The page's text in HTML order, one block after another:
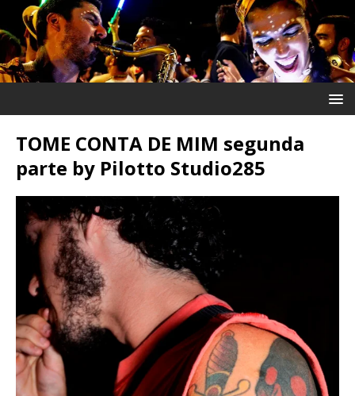
TOME CONTA DE MIM segunda
parte by Pilotto Studio285